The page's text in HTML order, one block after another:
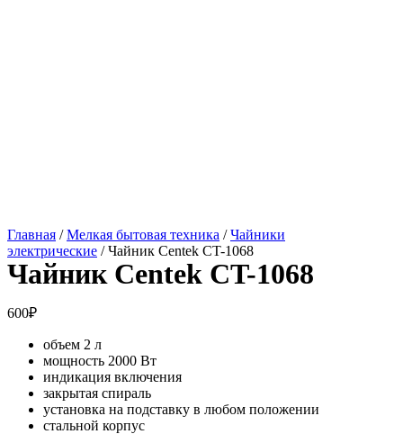
Главная /Мелкая бытовая техника /Чайники
электрические / Чайник Centek CT-1068
Чайник Centek CT-1068
600₽
объем 2 л
мощность 2000 Вт
индикация включения
закрытая спираль
установка на подставку в любом положении
стальной корпус